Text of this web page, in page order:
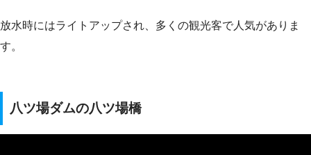
放水時にはライトアップされ、多くの観光客で人気がありま
す。
八ツ場ダムの八ツ場橋